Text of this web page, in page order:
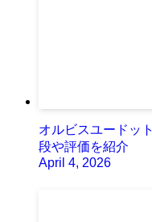
オルビスユードッ
段や評価を紹介
April 4, 2026